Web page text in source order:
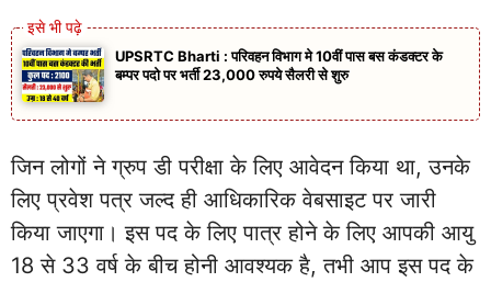
UPSRTC Bharti : परिवहन विभाग मे 10वीं पास बस कंडक्टर के
बम्पर पदो पर भर्ती 23,000 रुपये सैलरी से शुरु
जिन लोगों ने ग्रुप डी परीक्षा के लिए आवेदन किया था, उनके
लिए प्रवेश पत्र जल्द ही आधिकारिक वेबसाइट पर जारी
किया जाएगा। इस पद के लिए पात्र होने के लिए आपकी आयु
18 से 33 वर्ष के बीच होनी आवश्यक है, तभी आप इस पद के